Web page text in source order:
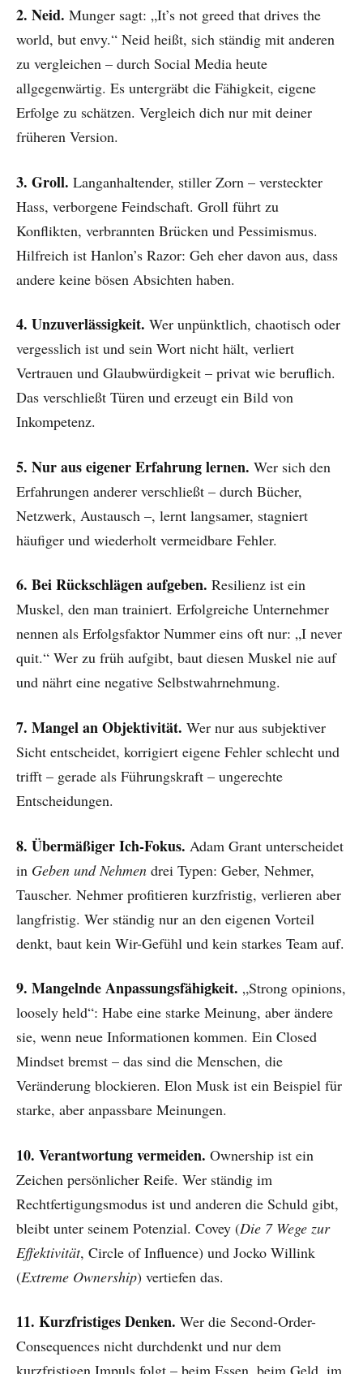
2. Neid. Munger sagt: „It’s not greed that drives the
world, but envy.“ Neid heißt, sich ständig mit anderen
zu vergleichen – durch Social Media heute
allgegenwärtig. Es untergräbt die Fähigkeit, eigene
Erfolge zu schätzen. Vergleich dich nur mit deiner
früheren Version.
3. Groll. Langanhaltender, stiller Zorn – versteckter
Hass, verborgene Feindschaft. Groll führt zu
Konflikten, verbrannten Brücken und Pessimismus.
Hilfreich ist Hanlon’s Razor: Geh eher davon aus, dass
andere keine bösen Absichten haben.
4. Unzuverlässigkeit. Wer unpünktlich, chaotisch oder
vergesslich ist und sein Wort nicht hält, verliert
Vertrauen und Glaubwürdigkeit – privat wie beruflich.
Das verschließt Türen und erzeugt ein Bild von
Inkompetenz.
5. Nur aus eigener Erfahrung lernen. Wer sich den
Erfahrungen anderer verschließt – durch Bücher,
Netzwerk, Austausch –, lernt langsamer, stagniert
häufiger und wiederholt vermeidbare Fehler.
6. Bei Rückschlägen aufgeben. Resilienz ist ein
Muskel, den man trainiert. Erfolgreiche Unternehmer
nennen als Erfolgsfaktor Nummer eins oft nur: „I never
quit.“ Wer zu früh aufgibt, baut diesen Muskel nie auf
und nährt eine negative Selbstwahrnehmung.
7. Mangel an Objektivität. Wer nur aus subjektiver
Sicht entscheidet, korrigiert eigene Fehler schlecht und
trifft – gerade als Führungskraft – ungerechte
Entscheidungen.
8. Übermäßiger Ich-Fokus. Adam Grant unterscheidet
in Geben und Nehmen drei Typen: Geber, Nehmer,
Tauscher. Nehmer profitieren kurzfristig, verlieren aber
langfristig. Wer ständig nur an den eigenen Vorteil
denkt, baut kein Wir-Gefühl und kein starkes Team auf.
9. Mangelnde Anpassungsfähigkeit. „Strong opinions,
loosely held“: Habe eine starke Meinung, aber ändere
sie, wenn neue Informationen kommen. Ein Closed
Mindset bremst – das sind die Menschen, die
Veränderung blockieren. Elon Musk ist ein Beispiel für
starke, aber anpassbare Meinungen.
10. Verantwortung vermeiden. Ownership ist ein
Zeichen persönlicher Reife. Wer ständig im
Rechtfertigungsmodus ist und anderen die Schuld gibt,
bleibt unter seinem Potenzial. Covey (Die 7 Wege zur
Effektivität, Circle of Influence) und Jocko Willink
(Extreme Ownership) vertiefen das.
11. Kurzfristiges Denken. Wer die Second-Order-
Consequences nicht durchdenkt und nur dem
kurzfristigen Impuls folgt – beim Essen, beim Geld, im